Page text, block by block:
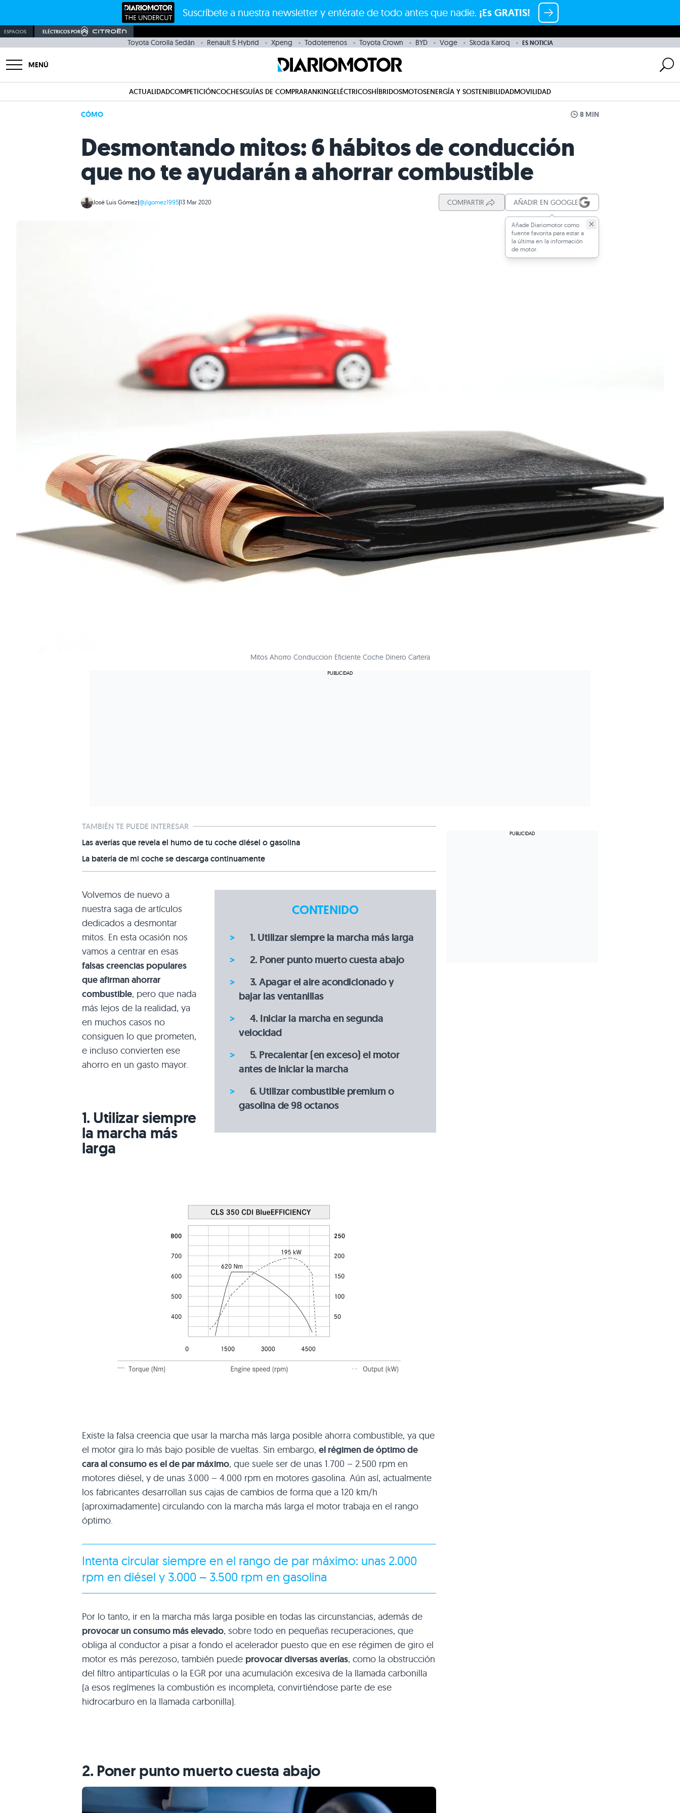
Suscríbete a nuestra newsletter y entérate de todo antes que nadie. ¡Es GRATIS!
ESPACIOS ELÉCTRICOS POR
Toyota Corolla Sedán Renault 5 Hybrid Xpeng Todoterrenos Toyota Crown BYD Voge Skoda Karoq ES NOTICIA
MENÚ
ACTUALIDADCOMPETICIÓNCOCHESGUÍAS DE COMPRARANKINGELÉCTRICOSHÍBRIDOSMOTOSENERGÍA Y SOSTENIBILIDADMOVILIDAD
CÓMO 8 MIN
Desmontando mitos: 6 hábitos de conducción
que no te ayudarán a ahorrar combustible
José Luis Gómez|@jlgomez1995|13 Mar 2020 COMPARTIR AÑADIR EN GOOGLE
Añade Diariomotor como
fuente favorita para estar a
la última en la información
de motor.
Mitos Ahorro Conduccion Eficiente Coche Dinero Cartera
TAMBIÉN TE PUEDE INTERESAR
Las averías que revela el humo de tu coche diésel o gasolina
La batería de mi coche se descarga continuamente
CONTENIDO
1. Utilizar siempre la marcha más larga
2. Poner punto muerto cuesta abajo
3. Apagar el aire acondicionado y
bajar las ventanillas
4. Iniciar la marcha en segunda
velocidad
5. Precalentar (en exceso) el motor
antes de iniciar la marcha
6. Utilizar combustible premium o
gasolina de 98 octanos
Volvemos de nuevo a
nuestra saga de artículos
dedicados a desmontar
mitos. En esta ocasión nos
vamos a centrar en esas
falsas creencias populares
que afirman ahorrar
combustible, pero que nada
más lejos de la realidad, ya
en muchos casos no
consiguen lo que prometen,
e incluso convierten ese
ahorro en un gasto mayor.
1. Utilizar siempre
la marcha más
larga
Existe la falsa creencia que usar la marcha más larga posible ahorra combustible, ya que
el motor gira lo más bajo posible de vueltas. Sin embargo, el régimen de óptimo de
cara al consumo es el de par máximo, que suele ser de unas 1.700 – 2.500 rpm en
motores diésel, y de unas 3.000 – 4.000 rpm en motores gasolina. Aún así, actualmente
los fabricantes desarrollan sus cajas de cambios de forma que a 120 km/h
(aproximadamente) circulando con la marcha más larga el motor trabaja en el rango
óptimo.
Intenta circular siempre en el rango de par máximo: unas 2.000
rpm en diésel y 3.000 – 3.500 rpm en gasolina
Por lo tanto, ir en la marcha más larga posible en todas las circunstancias, además de
provocar un consumo más elevado, sobre todo en pequeñas recuperaciones, que
obliga al conductor a pisar a fondo el acelerador puesto que en ese régimen de giro el
motor es más perezoso, también puede provocar diversas averías, como la obstrucción
del filtro antipartículas o la EGR por una acumulación excesiva de la llamada carbonilla
(a esos regímenes la combustión es incompleta, convirtiéndose parte de ese
hidrocarburo en la llamada carbonilla).
2. Poner punto muerto cuesta abajo